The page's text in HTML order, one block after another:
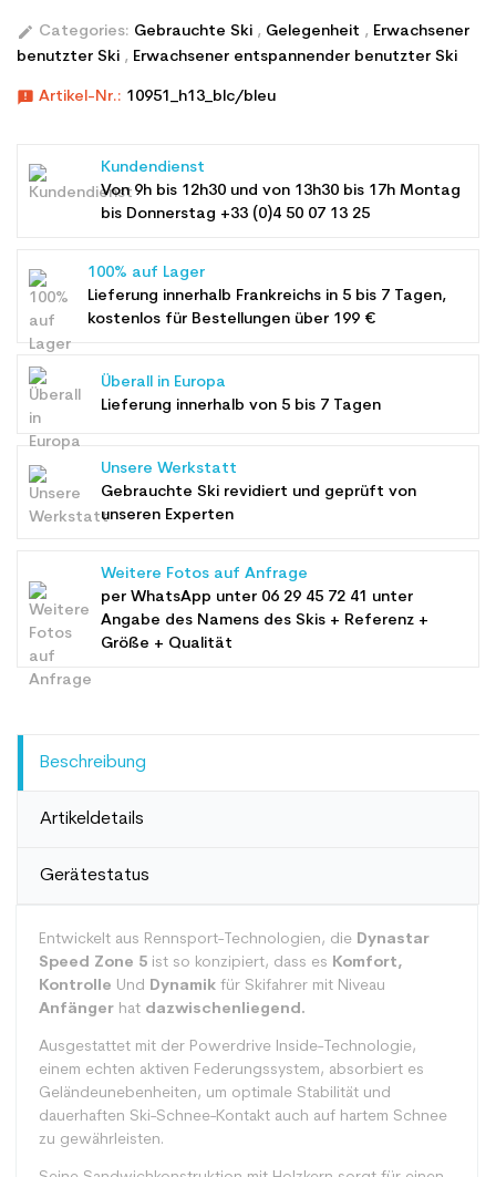
edit Categories: Gebrauchte Ski , Gelegenheit , Erwachsener
benutzter Ski , Erwachsener entspannender benutzter Ski
announcement Artikel-Nr.: 10951_h13_blc/bleu
Kundendienst
Von 9h bis 12h30 und von 13h30 bis 17h Montag
bis Donnerstag +33 (0)4 50 07 13 25
100% auf Lager
Lieferung innerhalb Frankreichs in 5 bis 7 Tagen,
kostenlos für Bestellungen über 199 €
Überall in Europa
Lieferung innerhalb von 5 bis 7 Tagen
Unsere Werkstatt
Gebrauchte Ski revidiert und geprüft von
unseren Experten
Weitere Fotos auf Anfrage
per WhatsApp unter 06 29 45 72 41 unter
Angabe des Namens des Skis + Referenz +
Größe + Qualität
Beschreibung
Artikeldetails
Gerätestatus
Entwickelt aus Rennsport-Technologien, die Dynastar
Speed Zone 5 ist so konzipiert, dass es Komfort,
Kontrolle Und Dynamik für Skifahrer mit Niveau
Anfänger hat dazwischenliegend.
Ausgestattet mit der Powerdrive Inside-Technologie,
einem echten aktiven Federungssystem, absorbiert es
Geländeunebenheiten, um optimale Stabilität und
dauerhaften Ski-Schnee-Kontakt auch auf hartem Schnee
zu gewährleisten.